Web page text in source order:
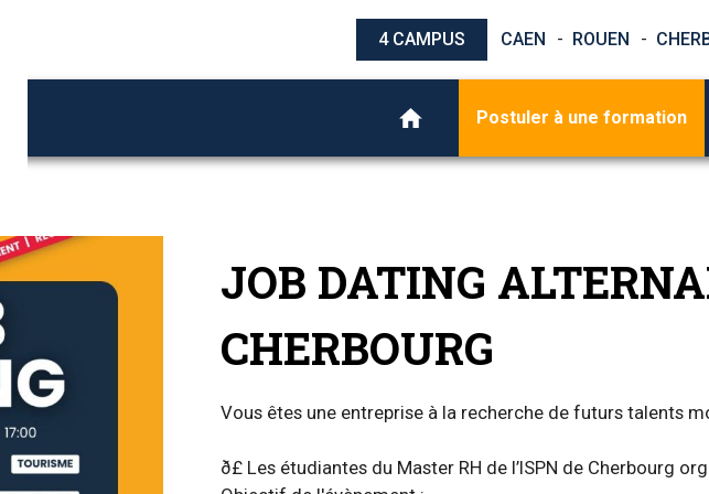
4 CAMPUS CAEN ROUEN
Postuler à une formation
JOB DATING
CHERBOURG
Vous êtes une entreprise à la recherche de futurs talents
ð£ Les étudiantes du Master RH de l’ISPN de Cherbourg